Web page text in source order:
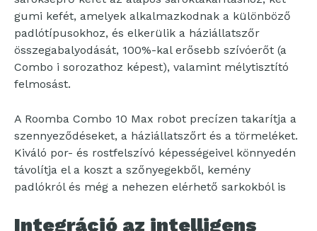
gumi kefét, amelyek alkalmazkodnak a különböző
padlótípusokhoz, és elkerülik a háziállatszőr
összegabalyodását, 100%-kal erősebb szívóerőt (a
Combo i sorozathoz képest), valamint mélytisztító
felmosást.
A Roomba Combo 10 Max robot precízen takarítja a
szennyeződéseket, a háziállatszőrt és a törmeléket.
Kiváló por- és rostfelszívó képességeivel könnyedén
távolítja el a koszt a szőnyegekből, kemény
padlókról és még a nehezen elérhető sarkokból is
Integráció az intelligens